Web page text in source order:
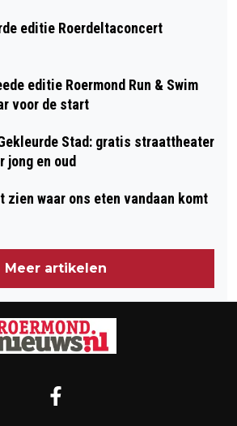
editie Roerdeltaconcert
editie Roermond Run & Swim
voor de start
Stad: gratis straattheater
jong en oud
zien waar ons eten vandaan komt
Meer artikelen